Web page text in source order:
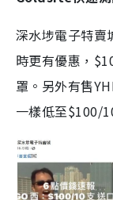
深水埗電子特
時更有優惠，
罩。另外有售
一樣低至$100/